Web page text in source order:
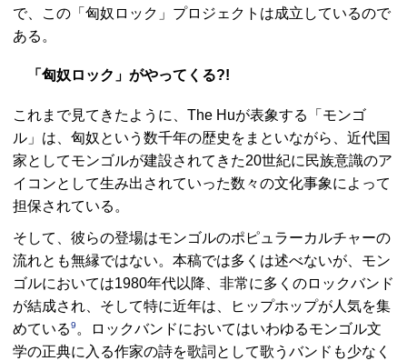
で、この「匈奴ロック」プロジェクトは成立しているので
ある。
「匈奴ロック」がやってくる?!
これまで見てきたように、The Huが表象する「モンゴ
ル」は、匈奴という数千年の歴史をまといながら、近代国
家としてモンゴルが建設されてきた20世紀に民族意識のア
イコンとして生み出されていった数々の文化事象によって
担保されている。
そして、彼らの登場はモンゴルのポピュラーカルチャーの
流れとも無縁ではない。本稿では多くは述べないが、モン
ゴルにおいては1980年代以降、非常に多くのロックバンド
が結成され、そして特に近年は、ヒップホップが人気を集
めている9 。ロックバンドにおいてはいわゆるモンゴル文
学の正典に入る作家の詩を歌詞として歌うバンドも少なく